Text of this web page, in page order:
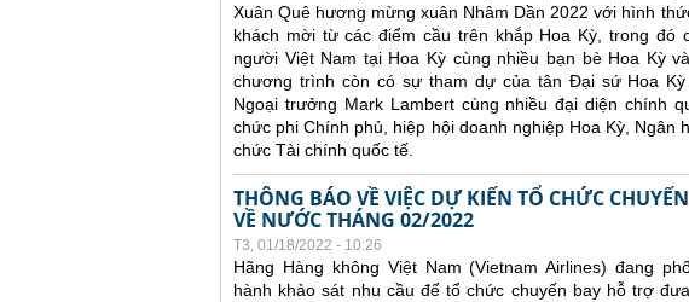
Xuân Quê hương mừng xuân Nhâm Dần 2022 với hình
khách mời từ các điểm cầu trên khắp Hoa Kỳ, trong đó
người Việt Nam tại Hoa Kỳ cùng nhiều bạn bè Hoa Kỳ
chương trình còn có sự tham dự của tân Đại sứ Hoa
Ngoại trưởng Mark Lambert cùng nhiều đại diện chính
chức phi Chính phủ, hiệp hội doanh nghiệp Hoa Kỳ, Ngân
chức Tài chính quốc tế.
THÔNG BÁO VỀ VIỆC DỰ KIẾN TỔ CHỨC
VỀ NƯỚC THÁNG 02/2022
T3, 01/18/2022 - 10:26
Hãng Hàng không Việt Nam (Vietnam Airlines) đang
hành khảo sát nhu cầu để tổ chức chuyến bay hỗ trợ